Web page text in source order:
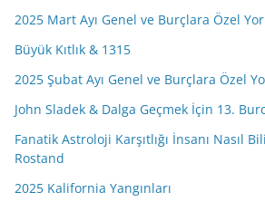
2025 Mart Ayı Genel ve Burçlara Özel
Büyük Kıtlık & 1315
2025 Şubat Ayı Genel ve Burçlara Özel
John Sladek & Dalga Geçmek İçin 13.
Fanatik Astroloji Karşıtlığı İnsanı Nasıl
Rostand
2025 Kalifornia Yangınları